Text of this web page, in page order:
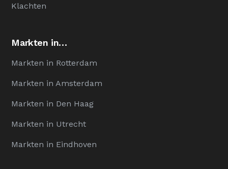
Klachten
Markten in…
Markten in Rotterdam
Markten in Amsterdam
Markten in Den Haag
Markten in Utrecht
Markten in Eindhoven